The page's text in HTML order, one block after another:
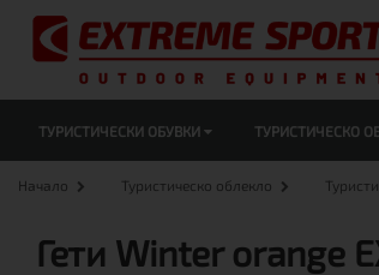
ТУРИСТИЧЕСКИ ОБУВКИ ТУРИСТИЧЕСКО
Начало Туристическо облекло
Гети Winter orange